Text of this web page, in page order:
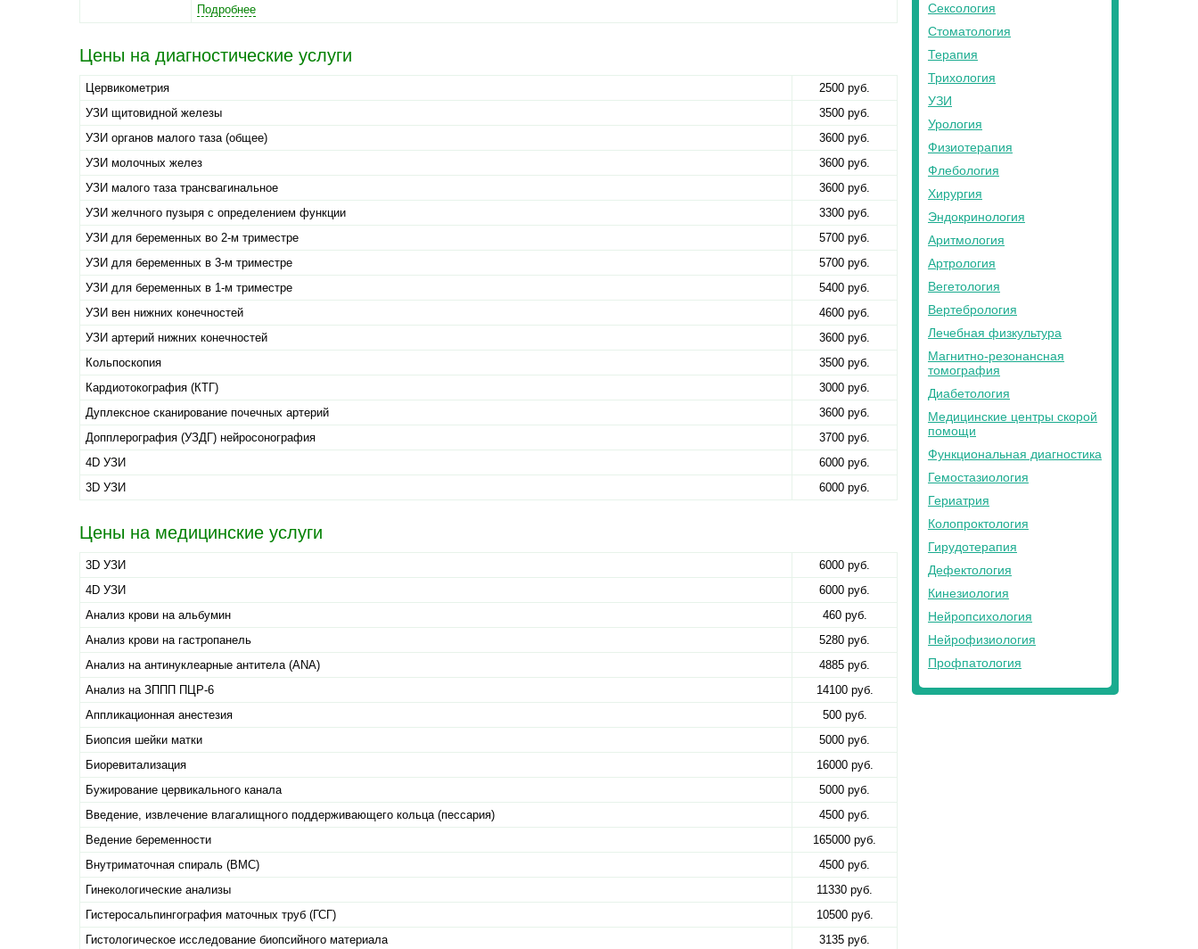
Подробнее
Цены на диагностические услуги
Цервикометрия
2500 руб.
УЗИ щитовидной железы
3500 руб.
УЗИ органов малого таза (общее)
3600 руб.
УЗИ молочных желез
3600 руб.
УЗИ малого таза трансвагинальное
3600 руб.
УЗИ желчного пузыря с определением функции
3300 руб.
УЗИ для беременных во 2-м триместре
5700 руб.
УЗИ для беременных в 3-м триместре
5700 руб.
УЗИ для беременных в 1-м триместре
5400 руб.
УЗИ вен нижних конечностей
4600 руб.
УЗИ артерий нижних конечностей
3600 руб.
Кольпоскопия
3500 руб.
Кардиотокография (КТГ)
3000 руб.
Дуплексное сканирование почечных артерий
3600 руб.
Допплерография (УЗДГ) нейросонография
3700 руб.
4D УЗИ
6000 руб.
3D УЗИ
6000 руб.
Цены на медицинские услуги
3D УЗИ
6000 руб.
4D УЗИ
6000 руб.
Анализ крови на альбумин
460 руб.
Анализ крови на гастропанель
5280 руб.
Анализ на антинуклеарные антитела (ANA)
4885 руб.
Анализ на ЗППП ПЦР-6
14100 руб.
Аппликационная анестезия
500 руб.
Биопсия шейки матки
5000 руб.
Биоревитализация
16000 руб.
Бужирование цервикального канала
5000 руб.
Введение, извлечение влагалищного поддерживающего кольца (пессария)
4500 руб.
Ведение беременности
165000 руб.
Внутриматочная спираль (ВМС)
4500 руб.
Гинекологические анализы
11330 руб.
Гистеросальпингография маточных труб (ГСГ)
10500 руб.
Гистологическое исследование биопсийного материала
3135 руб.
Сексология
Стоматология
Терапия
Трихология
УЗИ
Урология
Физиотерапия
Флебология
Хирургия
Эндокринология
Аритмология
Артрология
Вегетология
Вертебрология
Лечебная физкультура
Магнитно-резонансная
томография
Диабетология
Медицинские центры скорой
помощи
Функциональная диагностика
Гемостазиология
Гериатрия
Колопроктология
Гирудотерапия
Дефектология
Кинезиология
Нейропсихология
Нейрофизиология
Профпатология